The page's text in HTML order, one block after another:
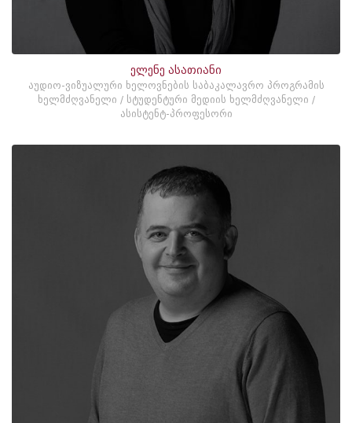
ელენე ასათიანი
აუდიო-ვიზუალური ხელოვნების საბაკალავრო პროგრამის
ხელმძღვანელი / სტუდენტური მედიის ხელმძღვანელი /
ასისტენტ-პროფესორი